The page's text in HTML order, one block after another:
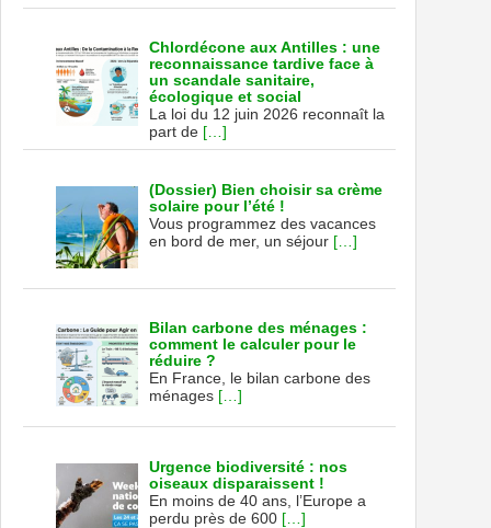
Chlordécone aux Antilles : une
reconnaissance tardive face à
un scandale sanitaire,
écologique et social
La loi du 12 juin 2026 reconnaît la
part de […]
(Dossier) Bien choisir sa crème
solaire pour l’été !
Vous programmez des vacances
en bord de mer, un séjour […]
Bilan carbone des ménages :
comment le calculer pour le
réduire ?
En France, le bilan carbone des
ménages […]
Urgence biodiversité : nos
oiseaux disparaissent !
En moins de 40 ans, l’Europe a
perdu près de 600 […]